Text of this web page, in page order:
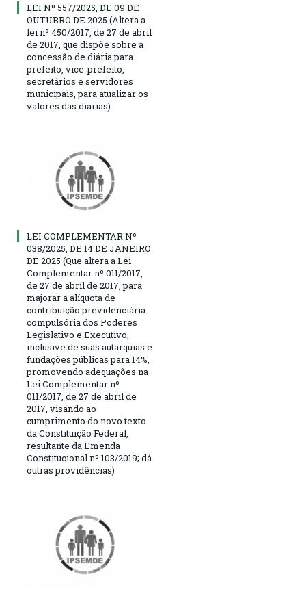
LEI Nº 557/2025, DE 09 DE
OUTUBRO DE 2025 (Altera a
lei nº 450/2017, de 27 de abril
de 2017, que dispõe sobre a
concessão de diária para
prefeito, vice-prefeito,
secretários e servidores
municipais, para atualizar os
valores das diárias)
LEI COMPLEMENTAR Nº
038/2025, DE 14 DE JANEIRO
DE 2025 (Que altera a Lei
Complementar nº 011/2017,
de 27 de abril de 2017, para
majorar a alíquota de
contribuição previdenciária
compulsória dos Poderes
Legislativo e Executivo,
inclusive de suas autarquias e
fundações públicas para 14%,
promovendo adequações na
Lei Complementar nº
011/2017, de 27 de abril de
2017, visando ao
cumprimento do novo texto
da Constituição Federal,
resultante da Emenda
Constitucional nº 103/2019; dá
outras providências)